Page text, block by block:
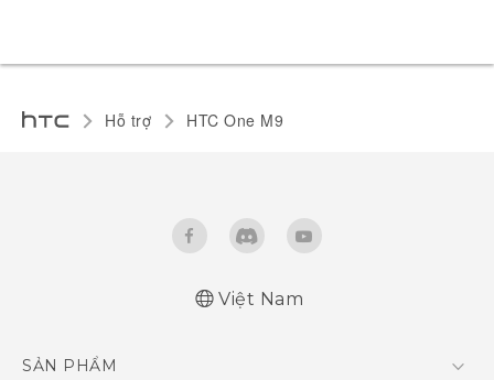
Hỗ trợ HTC One M9‎
Việt Nam
SẢN PHẨM